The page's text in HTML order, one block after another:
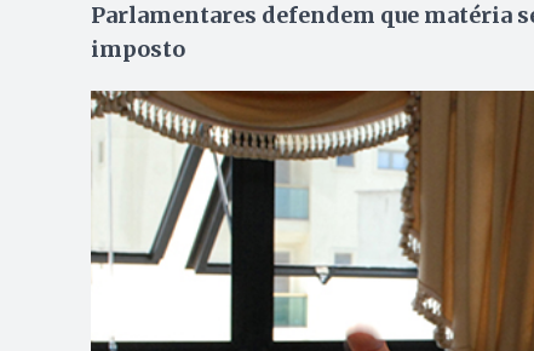
Parlamentares defendem que matéria
imposto